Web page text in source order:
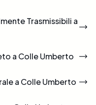
Trasmissibili a
a Colle Umberto
a Colle Umberto